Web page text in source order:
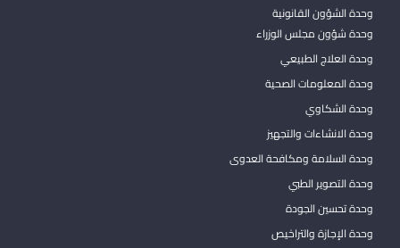
وحدة الشؤون القانونية
وحدة شؤون مجلس الوزراء
وحدة العلاج الطبيعي
وحدة المعلومات الصحية
وحدة الشكاوي
وحدة الانشاءات والتجهيز
وحدة السلامة ومكافحة العدوى
وحدة التصوير الطبي
وحدة تحسين الجودة
وحدة الإجازة والتراخيص